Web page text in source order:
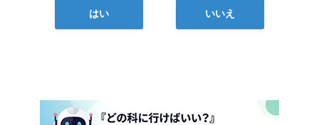
はい いいえ